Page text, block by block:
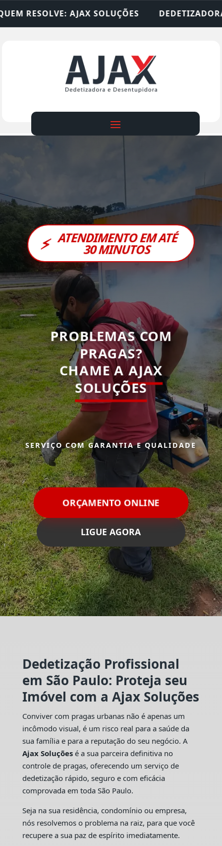
DEDETIZADORA • DESENTUPIDORA
⚡ ATENDIMENTO EM ATÉ
30 MINUTOS
PROBLEMAS COM
PRAGAS?
CHAME AAJAX
SOLUÇÕES
SERVIÇO COM GARANTIA E QUALIDADE
ORÇAMENTO ONLINE
LIGUE AGORA
Dedetização Profissional
em São Paulo: Proteja seu
Imóvel com a Ajax Soluções
Conviver com pragas urbanas não é apenas um
incômodo visual, é um risco real para a saúde da
sua família e para a reputação do seu negócio. A
Ajax Soluçõesé a sua parceira definitiva no
controle de pragas, oferecendo um serviço de
dedetização rápido, seguro e com eficácia
comprovada em toda São Paulo.
Seja na sua residência, condomínio ou empresa,
nós resolvemos o problema na raiz, para que você
recupere a sua paz de espírito imediatamente.